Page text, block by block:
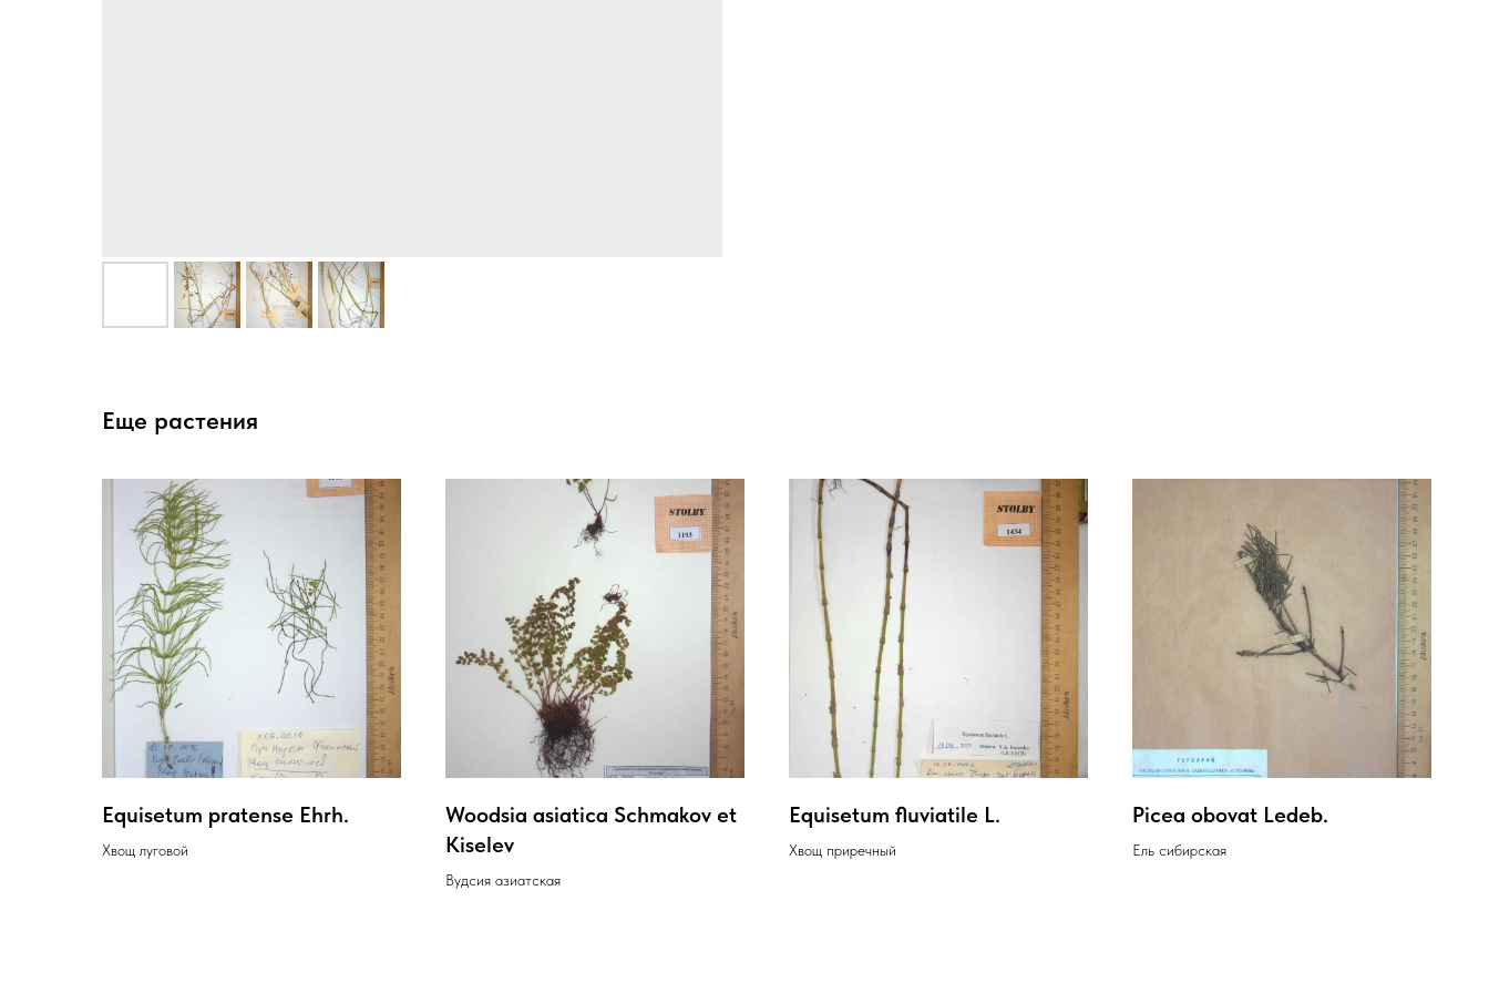
Еще растения
Equisetum pratense Ehrh.
Хвощ луговой
Woodsia asiatica Schmakov et
Kiselev
Вудсия азиатская
Equisetum fluviatile L.
Хвощ приречный
Picea obovat Ledeb.
Ель сибирская